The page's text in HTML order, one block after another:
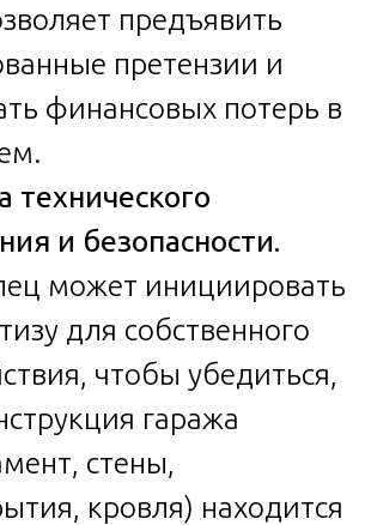
предъявить
претензии и
финансовых потерь в
технического
и безопасности.
может инициировать
для собственного
чтобы убедиться,
гаража
стены,
кровля) находится